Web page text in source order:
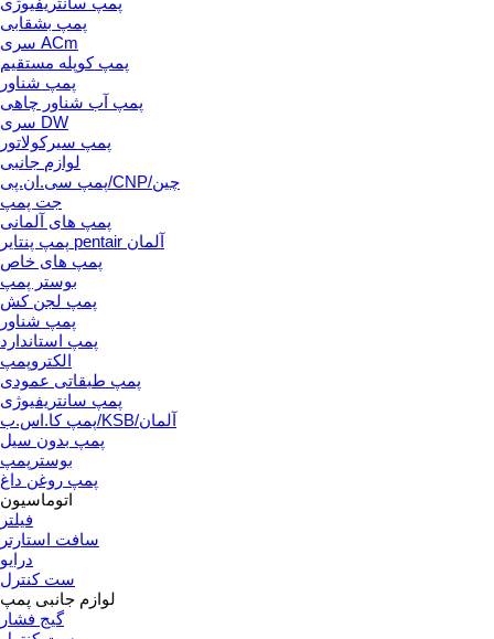
پمپ بشقابی
سری ACm
پمپ کوپله مستقیم
پمپ شناور
پمپ آب شناور چاهی
سری DW
پمپ سیرکولاتور
لوازم جانبی
پمپ سی.ان.پی/CNP/چین
جت پمپ
پمپ های آلمانی
پمپ پنتایر pentair آلمان
پمپ های خاص
بوستر پمپ
پمپ لجن کش
پمپ شناور
پمپ استاندارد
الکتروپمپ
پمپ طبقاتی عمودی
پمپ سانتریفیوژی
پمپ کا.اس.ب/KSB/آلمان
پمپ بدون سیل
بوسترپمپ
پمپ روغن داغ
اتوماسیون
فیلتر
سافت استارتر
درایو
ست کنترل
لوازم جانبی پمپ
گیج فشار